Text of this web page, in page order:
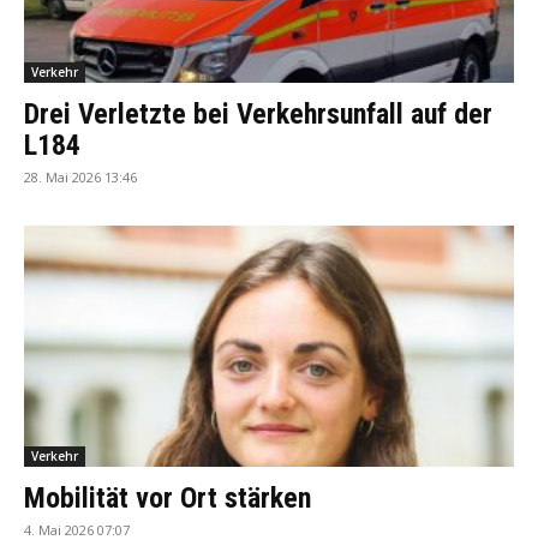
Verkehr
Drei Verletzte bei Verkehrsunfall auf der
L184
28. Mai 2026 13:46
Verkehr
Mobilität vor Ort stärken
4. Mai 2026 07:07